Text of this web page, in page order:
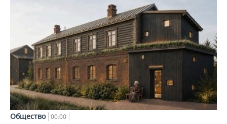
Общество 00:00